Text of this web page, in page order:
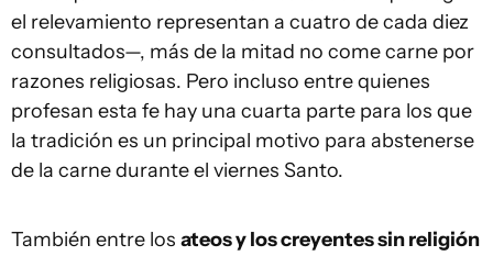
el relevamiento representan a cuatro de cada diez
consultados—, más de la mitad no come carne por
razones religiosas. Pero incluso entre quienes
profesan esta fe hay una cuarta parte para los que
la tradición es un principal motivo para abstenerse
de la carne durante el viernes Santo.
También entre los ateos y los creyentes sin religión